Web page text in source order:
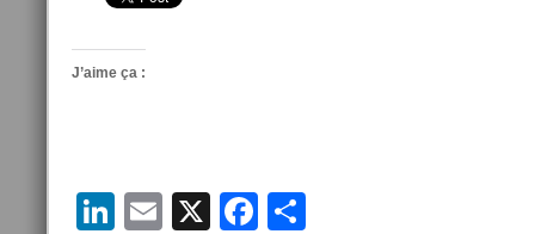
J’aime ça :
LinkedIn
Email
X Facebook